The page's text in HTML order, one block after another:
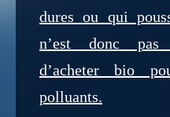
dures ou qui
n’est donc pas
d’acheter bio
polluants.